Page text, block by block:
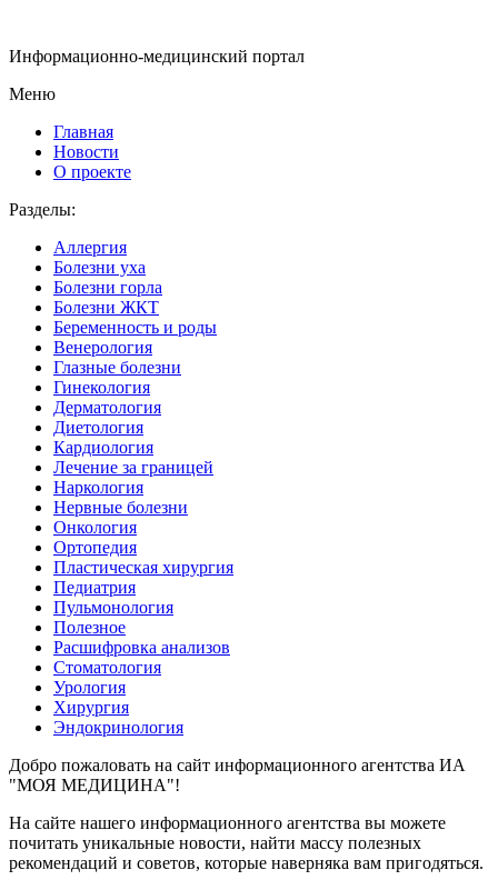
Информационно-медицинский портал
Меню
Главная
Новости
О проекте
Разделы:
Аллергия
Болезни уха
Болезни горла
Болезни ЖКТ
Беременность и роды
Венерология
Глазные болезни
Гинекология
Дерматология
Диетология
Кардиология
Лечение за границей
Наркология
Нервные болезни
Онкология
Ортопедия
Пластическая хирургия
Педиатрия
Пульмонология
Полезное
Расшифровка анализов
Стоматология
Урология
Хирургия
Эндокринология
Добро пожаловать на сайт информационного агентства ИА
"МОЯ МЕДИЦИНА"!
На сайте нашего информационного агентства вы можете
почитать уникальные новости, найти массу полезных
рекомендаций и советов, которые наверняка вам пригодяться.